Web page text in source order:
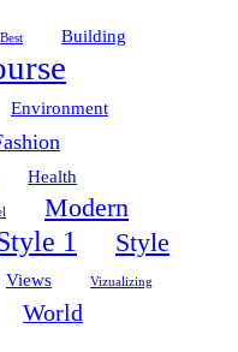
Best
Building
Environment
Health
Modern
1
Style
Views Vizualizing
World